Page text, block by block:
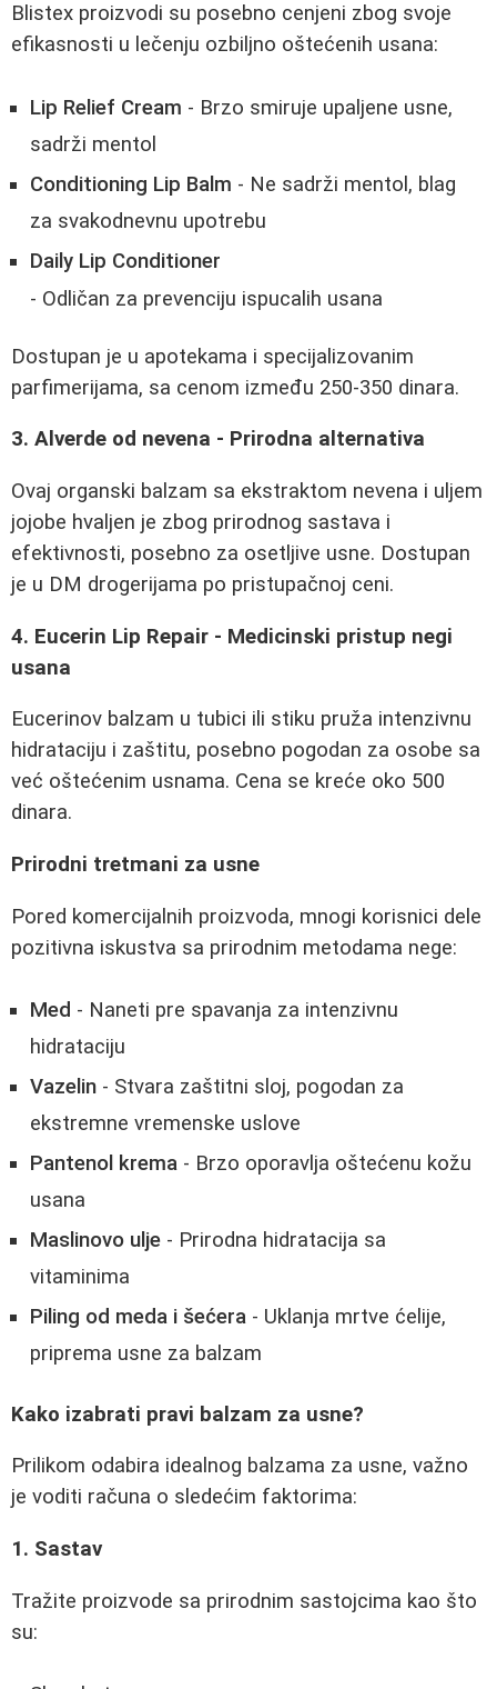
Blistex proizvodi su posebno cenjeni zbog svoje
efikasnosti u lečenju ozbiljno oštećenih usana:
Lip Relief Cream - Brzo smiruje upaljene usne,
sadrži mentol
Conditioning Lip Balm - Ne sadrži mentol, blag
za svakodnevnu upotrebu
Daily Lip Conditioner
- Odličan za prevenciju ispucalih usana
Dostupan je u apotekama i specijalizovanim
parfimerijama, sa cenom između 250-350 dinara.
3. Alverde od nevena - Prirodna alternativa
Ovaj organski balzam sa ekstraktom nevena i uljem
jojobe hvaljen je zbog prirodnog sastava i
efektivnosti, posebno za osetljive usne. Dostupan
je u DM drogerijama po pristupačnoj ceni.
4. Eucerin Lip Repair - Medicinski pristup negi
usana
Eucerinov balzam u tubici ili stiku pruža intenzivnu
hidrataciju i zaštitu, posebno pogodan za osobe sa
već oštećenim usnama. Cena se kreće oko 500
dinara.
Prirodni tretmani za usne
Pored komercijalnih proizvoda, mnogi korisnici dele
pozitivna iskustva sa prirodnim metodama nege:
Med - Naneti pre spavanja za intenzivnu
hidrataciju
Vazelin - Stvara zaštitni sloj, pogodan za
ekstremne vremenske uslove
Pantenol krema - Brzo oporavlja oštećenu kožu
usana
Maslinovo ulje - Prirodna hidratacija sa
vitaminima
Piling od meda i šećera - Uklanja mrtve ćelije,
priprema usne za balzam
Kako izabrati pravi balzam za usne?
Prilikom odabira idealnog balzama za usne, važno
je voditi računa o sledećim faktorima:
1. Sastav
Tražite proizvode sa prirodnim sastojcima kao što
su: